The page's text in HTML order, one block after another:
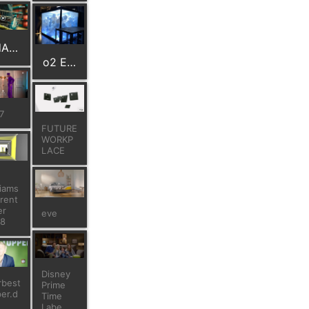
SHARE
o2 Elevator
FUTURE
WORKP
LACE
eve
Disney
Prime
Time
Labe